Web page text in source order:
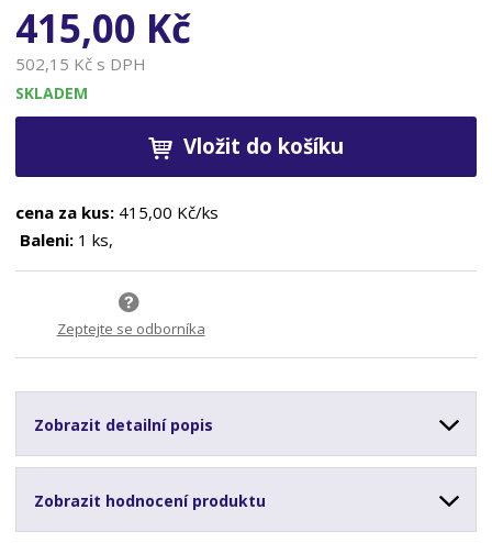
415,00 Kč
502,15 Kč s DPH
SKLADEM
Vložit do košíku
cena za kus: 415,00 Kč/ks
Baleni: 1 ks,
Zeptejte se odborníka
Zobrazit detailní popis
Zobrazit hodnocení produktu